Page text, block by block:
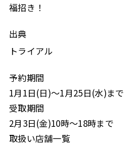
福招き！
出典
トライアル
予約期間
1月1日(日)〜1月25日(水)まで
受取期間
2月3日(金)10時〜18時まで
取扱い店舗一覧